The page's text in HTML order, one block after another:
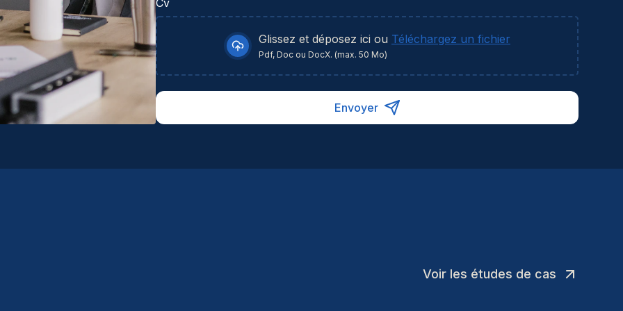
Glissez et déposez ici ou Téléchargez un fichier
Pdf, Doc ou DocX. (max. 50 Mo)
Envoyer
Voir les études de cas